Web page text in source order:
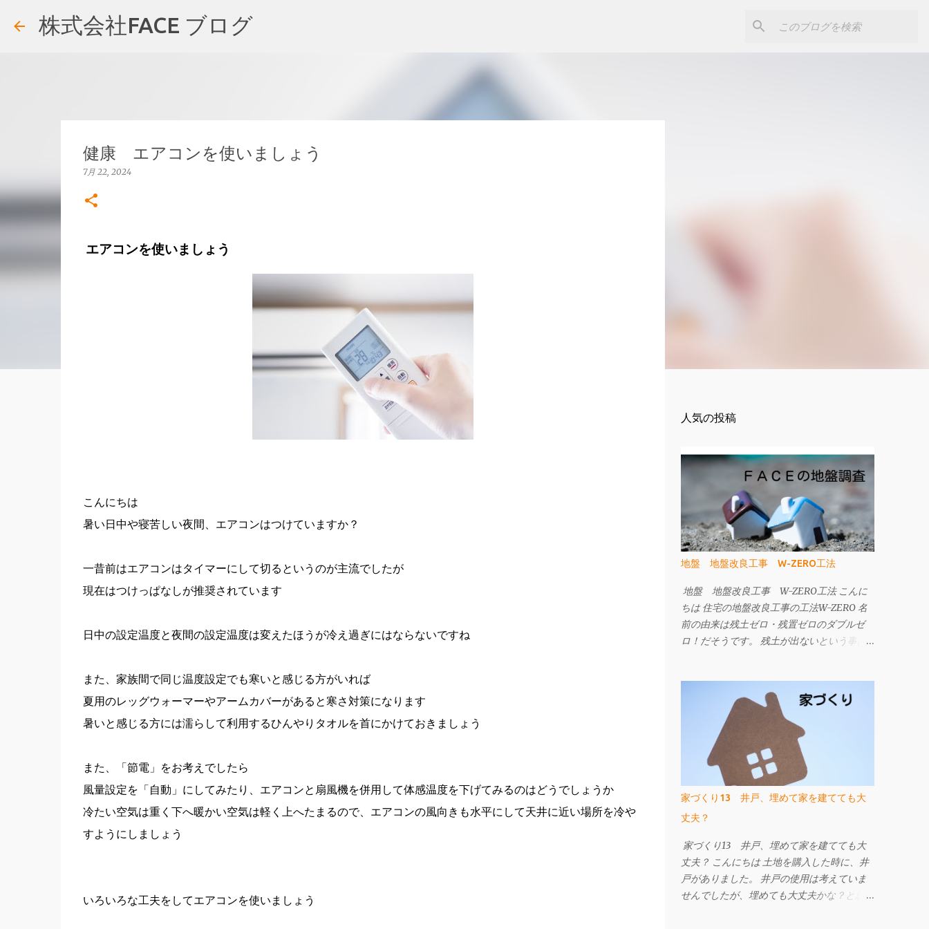
株式会社FACE ブログ
健康 エアコンを使いましょう
7月 22, 2024
エアコンを使いましょう
こんにちは
暑い日中や寝苦しい夜間、エアコンはつけていますか？
一昔前はエアコンはタイマーにして切るというのが主流でしたが
現在はつけっぱなしが推奨されています
日中の設定温度と夜間の設定温度は変えたほうが冷え過ぎにはならないですね
また、家族間で同じ温度設定でも寒いと感じる方がいれば
夏用のレッグウォーマーやアームカバーがあると寒さ対策になります
暑いと感じる方には濡らして利用するひんやりタオルを首にかけておきましょう
また、「節電」をお考えでしたら
風量設定を「自動」にしてみたり、エアコンと扇風機を併用して体感温度を下げてみるのはどうでしょうか
冷たい空気は重く下へ暖かい空気は軽く上へたまるので、エアコンの風向きも水平にして天井に近い場所を冷や
すようにしましょう
いろいろな工夫をしてエアコンを使いましょう
人気の投稿
地盤 地盤改良工事 W-ZERO工法
地盤 地盤改良工事 W-ZERO工法 こんに
ちは 住宅の地盤改良工事の工法W-ZERO 名
前の由来は残土ゼロ・残置ゼロのダブルゼ
ロ！だそうです。 残土が出ないという事は
材である先端の部品と細径鋼管を撤去するこ
とができます。 ですので、地中に埋設物を
残しません。 今までの工法は、建物の重さ
に対して補強材の力のみで支える考え方でし
たが、 W-ZERO工法は土地の支持力も活か
して改良工事の内容を考えられています。
ですから、杭の本数が従来より少なくなった
り、施工日数が少なくて済むなどのメリット
があります。 地盤改良工事は建物を支える
事が一番です。 地震や液状化による被害が
ゼロになる工事ではありませんが、 地盤補
強工事を行っている建物と比べ地震による被
害は小さくなります。 地盤改良工事をご検
家づくり13 井戸、埋めて家を建てても大
丈夫？
家づくり13 井戸、埋めて家を建てても大
丈夫？ こんにちは 土地を購入した時に、井
戸がありました。 井戸の使用は考えていま
せんでしたが、埋めても大丈夫かな？と思っ